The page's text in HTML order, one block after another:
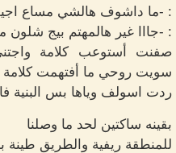
: -ما داشوف هالشي مساع
: -جااا غير هالمهتم بيج شلون
صفنت أستوعب كلامة
سويت روحي ما أفتهمت
ردت اسولف وياها بس البنية
بقينه ساكتين لحد ما وصلنا
للمنطقة ريفية والطريق